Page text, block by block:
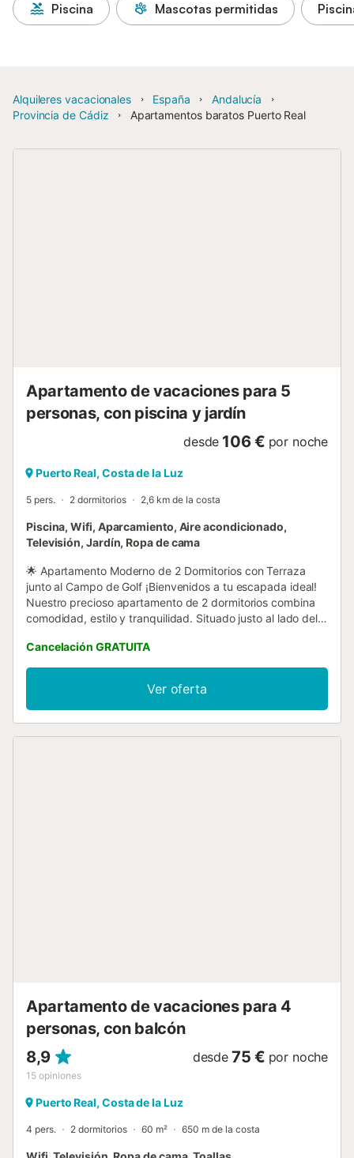
Piscina Mascotas permitidas
Alquileres vacacionales España
Andalucía
Provincia de Cádiz
Apartamentos baratos Puerto Real
Apartamento de vacaciones para 5
personas, con piscina y jardín
desde 106 € por noche
Puerto Real, Costa de la Luz
5 pers. 2 dormitorios 2,6 km de la costa
Piscina, Wifi, Aparcamiento, Aire acondicionado,
Televisión, Jardín, Ropa de cama
🌟 Apartamento Moderno de 2 Dormitorios con Terraza
junto al Campo de Golf ¡Bienvenidos a tu escapada ideal!
Nuestro precioso apartamento de 2 dormitorios combina
comodidad, estilo y tranquilidad. Situado justo al lado del
relajantes como para una escapada de golf. ✨ Lo que más
te gustará 🌅 Amplia Terraza Privada – relájate con un café
por la mañana o una copa al atardecer con vistas al verde.
🛌 2 Dormitorios Cómodos – ambos con camas queen size
y ropa de cama de alta calidad, con capacidad para 4
Cancelación GRATUITA
Ver oferta
Apartamento de vacaciones para 4
personas, con balcón
8,9
15 opiniones
desde 75 € por noche
Puerto Real, Costa de la Luz
4 pers. 2 dormitorios 60 m² 650 m de la costa